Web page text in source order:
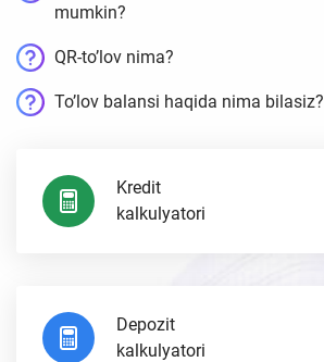
mumkin?
QR-to’lov nima?
To’lov balansi haqida nima bilasiz?
Kredit
kalkulyatori
Depozit
kalkulyatori